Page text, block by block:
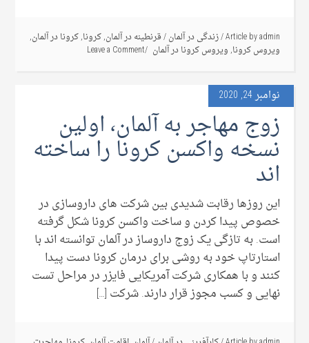
Article byadmin
/زندگی در آلمان/قرنطینه در آلمان,کرونا,کرونا در آلمان,
ویروس کرونا,ویروس کرونا در آلمان Leave a Comment
نوامبر 24, 2020
زوج مهاجر به آلمان، اولین
نسخه واکسن کرونا را ساخته
اند
این روزها رقابت شدیدی بین شرکت های داروسازی در
خصوص پیدا کردن و ساخت واکسن کرونا شکل گرفته
است. به تازگی یک زوج داروساز در آلمان توانسته اند با
استارتاپ خود به روشی برای درمان کرونا دست پیدا
کنند و با همکاری شرکت آمریکایی فایزر در مراحل تست
نهایی و کسب مجوز قرار دارند. شرکت […]